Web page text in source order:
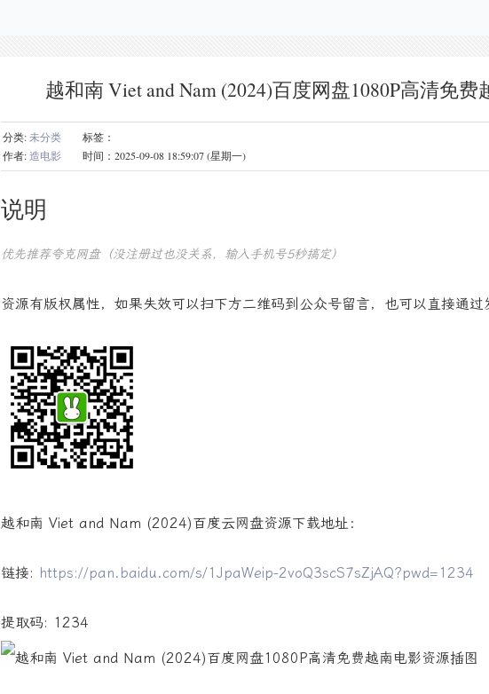
越和南 Viet and Nam (2024)百度网盘1080P高清免
分类:未分类 标签：
作者:造电影 时间：2025-09-08 18:59:07 (星期一)
说明
优先推荐夸克网盘（没注册过也没关系，输入手机号5秒搞定）
资源有版权属性，如果失效可以扫下方二维码到公众号留言，也可以直接通过
越和南 Viet and Nam (2024)百度云网盘资源下载地址：
链接: https://pan.baidu.com/s/1JpaWeip-2voQ3scS7sZjAQ?pwd=1234
提取码: 1234